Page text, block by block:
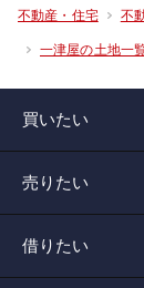
不動産・住宅 不
一津屋の土地一
買いたい
売りたい
借りたい